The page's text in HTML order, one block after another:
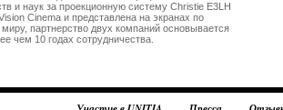
и наук за проекционную систему Christie E3LH
Cinema и представлена на экранах по
партнерство двух компаний основывается